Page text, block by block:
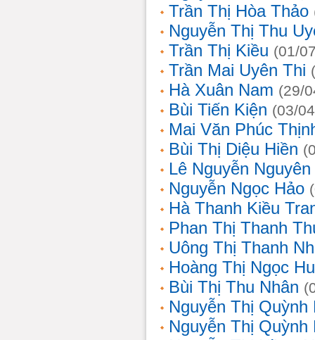
Trần Thị Hòa Thảo
Nguyễn Thị Thu
Trần Thị Kiều (01/
Trần Mai Uyên Thi
Hà Xuân Nam (29/
Bùi Tiến Kiện (03/
Mai Văn Phúc
Bùi Thị Diệu Hiền
Lê Nguyễn
Nguyễn Ngọc Hảo
Hà Thanh Kiều
Phan Thị Thanh
Uông Thị Thanh
Hoàng Thị Ngọc
Bùi Thị Thu Nhân
Nguyễn Thị Quỳnh
Nguyễn Thị Quỳnh